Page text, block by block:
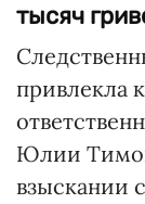
тысяч
привлекла
Юлии
взыскании